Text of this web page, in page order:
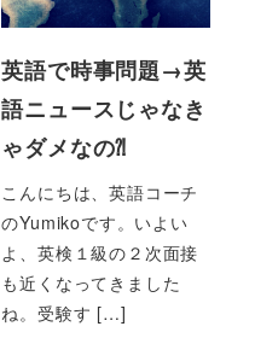
英語で時事問題→英
語ニュースじゃなき
ゃダメなの⁈
こんにちは、英語コーチ
のYumikoです。いよい
よ、英検１級の２次面接
も近くなってきました
ね。受験す […]